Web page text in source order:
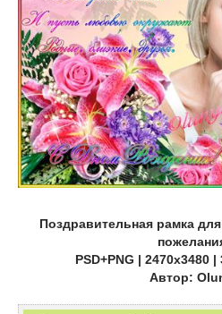
Поздравительная рамка
PSD+PNG | 2470x3480
Автор: